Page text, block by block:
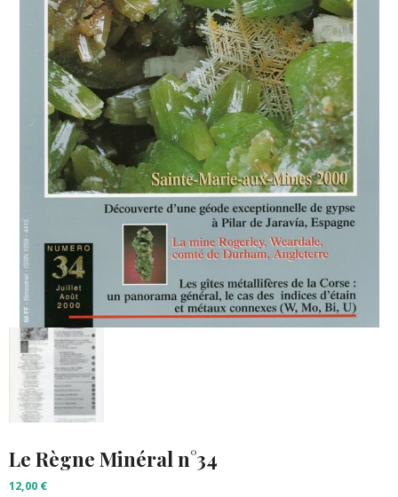
Le Règne Minéral n°34
12,00 €